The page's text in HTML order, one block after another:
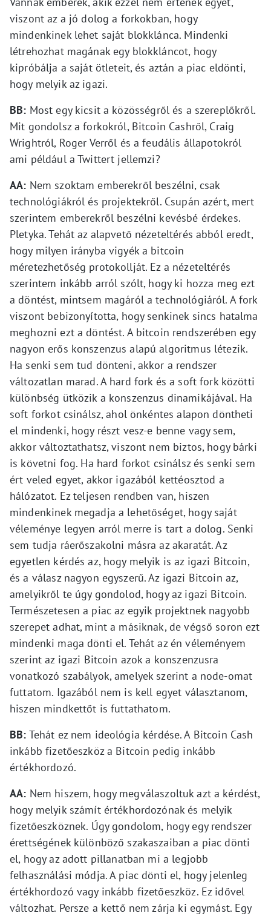
viszont az a jó dolog a forkokban, hogy
mindenkinek lehet saját blokklánca. Mindenki
létrehozhat magának egy blokkláncot, hogy
kipróbálja a saját ötleteit, és aztán a piac eldönti,
hogy melyik az igazi.
BB: Most egy kicsit a közösségről és a szereplőkről.
Mit gondolsz a forkokról, Bitcoin Cashről, Craig
Wrightról, Roger Verről és a feudális állapotokról
ami például a Twittert jellemzi?
AA: Nem szoktam emberekről beszélni, csak
technológiákról és projektekről. Csupán azért, mert
szerintem emberekről beszélni kevésbé érdekes.
Pletyka. Tehát az alapvető nézeteltérés abból eredt,
hogy milyen irányba vigyék a bitcoin
méretezhetőség protokollját. Ez a nézeteltérés
szerintem inkább arról szólt, hogy ki hozza meg ezt
a döntést, mintsem magáról a technológiáról. A fork
viszont bebizonyította, hogy senkinek sincs hatalma
meghozni ezt a döntést. A bitcoin rendszerében egy
nagyon erős konszenzus alapú algoritmus létezik.
Ha senki sem tud dönteni, akkor a rendszer
változatlan marad. A hard fork és a soft fork közötti
különbség ütközik a konszenzus dinamikájával. Ha
soft forkot csinálsz, ahol önkéntes alapon döntheti
el mindenki, hogy részt vesz-e benne vagy sem,
akkor változtathatsz, viszont nem biztos, hogy bárki
is követni fog. Ha hard forkot csinálsz és senki sem
ért veled egyet, akkor igazából kettéosztod a
hálózatot. Ez teljesen rendben van, hiszen
mindenkinek megadja a lehetőséget, hogy saját
véleménye legyen arról merre is tart a dolog. Senki
sem tudja ráerőszakolni másra az akaratát. Az
egyetlen kérdés az, hogy melyik is az igazi Bitcoin,
és a válasz nagyon egyszerű. Az igazi Bitcoin az,
amelyikről te úgy gondolod, hogy az igazi Bitcoin.
Természetesen a piac az egyik projektnek nagyobb
szerepet adhat, mint a másiknak, de végső soron ezt
mindenki maga dönti el. Tehát az én véleményem
szerint az igazi Bitcoin azok a konszenzusra
vonatkozó szabályok, amelyek szerint a node-omat
futtatom. Igazából nem is kell egyet választanom,
hiszen mindkettőt is futtathatom.
BB: Tehát ez nem ideológia kérdése. A Bitcoin Cash
inkább fizetőeszköz a Bitcoin pedig inkább
értékhordozó.
AA: Nem hiszem, hogy megválaszoltuk azt a kérdést,
hogy melyik számít értékhordozónak és melyik
fizetőeszköznek. Úgy gondolom, hogy egy rendszer
érettségének különböző szakaszaiban a piac dönti
el, hogy az adott pillanatban mi a legjobb
felhasználási módja. A piac dönti el, hogy jelenleg
értékhordozó vagy inkább fizetőeszköz. Ez idővel
változhat. Persze a kettő nem zárja ki egymást. Egy